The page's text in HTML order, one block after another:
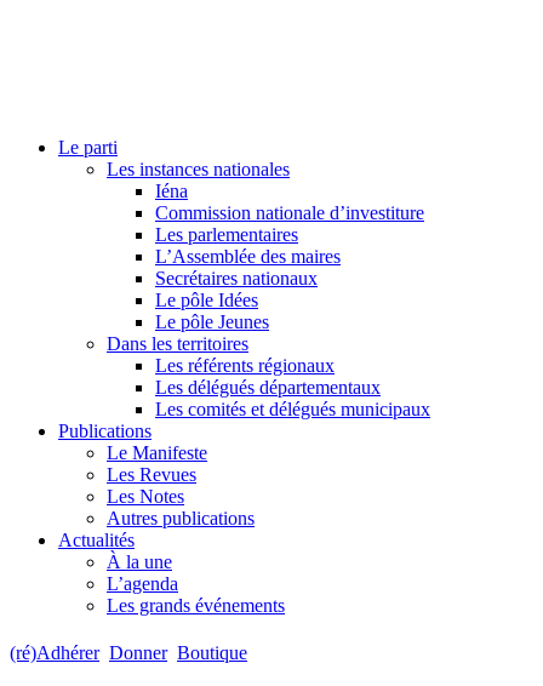
Le parti
Les instances nationales
Iéna
Commission nationale d’investiture
Les parlementaires
L’Assemblée des maires
Secrétaires nationaux
Le pôle Idées
Le pôle Jeunes
Dans les territoires
Les référents régionaux
Les délégués départementaux
Les comités et délégués municipaux
Publications
Le Manifeste
Les Revues
Les Notes
Autres publications
Actualités
À la une
L’agenda
Les grands événements
(ré)Adhérer Donner Boutique